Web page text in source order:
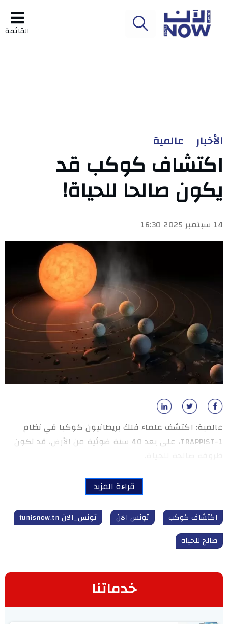
القائمة
الأخبار عالمية
اكتشاف كوكب قد
يكون صالحا للحياة!
14 سبتمبر 2025 16:30
عالمية: اكتشف علماء فلك بريطانيون كوكبا في نظام
TRAPPIST-1، على بعد 40 سنة ضوئية من الأرض، قد تكون
قراءة المزيد
اكتشاف كوكب تونس الآن
تونس_الآن tunisnow.tn
صالح للحياة
خدماتنا